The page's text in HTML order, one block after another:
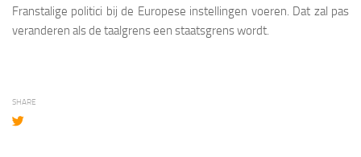
Franstalige politici bij de Europese instellingen voeren. Dat zal pas
veranderen als de taalgrens een staatsgrens wordt.
SHARE